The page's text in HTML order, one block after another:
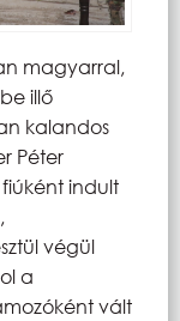
magyarral,
illő
kalandos
Péter
indult
végül
a
vált